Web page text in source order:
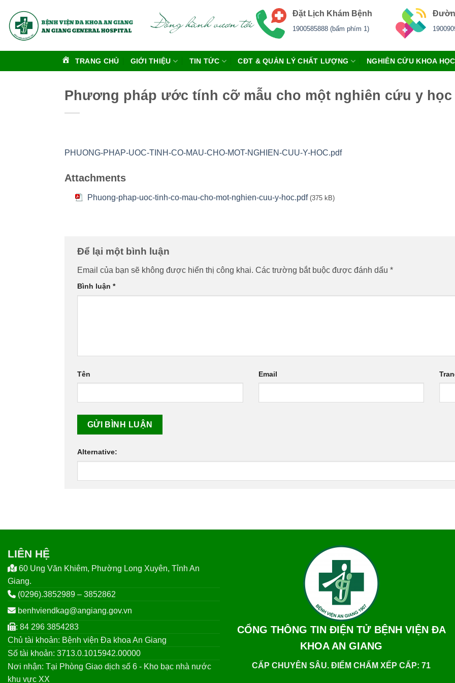
qua
nội
Đặt Lịch Khám Bệnh
1900585888 (bấm phím 1)
TRANG CHỦ GIỚI THIỆU TIN TỨC CĐT & QUẢN LÝ CHẤT LƯỢNG NGHIÊN CỨU KHOA HỌC
Phương pháp ước tính cỡ mẫu cho một nghiên cứu y học
PHUONG-PHAP-UOC-TINH-CO-MAU-CHO-MOT-NGHIEN-CUU-Y-HOC.pdf
Attachments
Phuong-phap-uoc-tinh-co-mau-cho-mot-nghien-cuu-y-hoc.pdf (375 kB)
Để lại một bình luận
Email của bạn sẽ không được hiển thị công khai. Các trường bắt buộc được đánh dấu *
Bình luận *
Tên Email
Alternative:
LIÊN HỆ
60 Ung Văn Khiêm, Phường Long Xuyên, Tỉnh An
Giang.
(0296).3852989 – 3852862
benhviendkag@angiang.gov.vn
: 84 296 3854283
Chủ tài khoản: Bệnh viện Đa khoa An Giang
Số tài khoản: 3713.0.1015942.00000
Nơi nhận: Tại Phòng Giao dịch số 6 - Kho bạc nhà nước
khu vực XX
CỔNG THÔNG TIN ĐIỆN TỬ BỆNH VIỆN ĐA
KHOA AN GIANG
CẤP CHUYÊN SÂU. ĐIỂM CHẤM XẾP CẤP: 71